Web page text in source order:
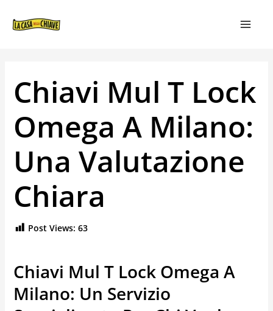
Chiavi Mul T Lock
Omega A Milano:
Una Valutazione
Chiara
Post Views: 63
Chiavi Mul T Lock Omega A
Milano: Un Servizio
ARTICOLI